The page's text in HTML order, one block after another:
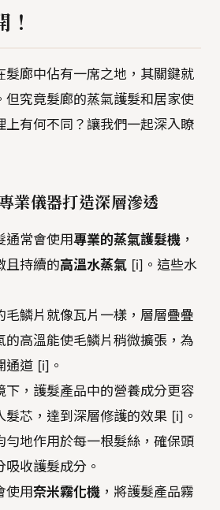
髮廊中佔有一席之地，其關鍵就
但究竟髮廊的蒸氣護髮和居家使
上有何不同？讓我們一起深入瞭
業儀器打造深層滲透
通常會使用專業的蒸氣護髮機 ，
且持續的高溫水蒸氣 [i]。這些水
毛鱗片就像瓦片一樣，層層疊疊
的高溫能使毛鱗片稍微擴張，為
通道 [i]。
下，護髮產品中的營養成分更容
髮芯，達到深層修護的效果 [i]。
勻地作用於每一根髮絲，確保頭
收護髮成分。
使用奈米霧化機 ，將護髮產品霧